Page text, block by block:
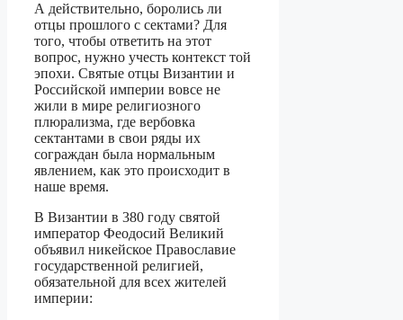
А действительно, боролись ли
отцы прошлого с сектами? Для
того, чтобы ответить на этот
вопрос, нужно учесть контекст той
эпохи. Святые отцы Византии и
Российской империи вовсе не
жили в мире религиозного
плюрализма, где вербовка
сектантами в свои ряды их
сограждан была нормальным
явлением, как это происходит в
наше время.
В Византии в 380 году святой
император Феодосий Великий
объявил никейское Православие
государственной религией,
обязательной для всех жителей
империи: